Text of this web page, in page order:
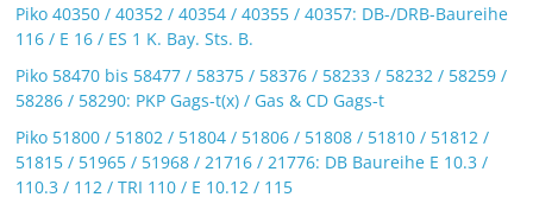
Piko 40350 / 40352 / 40354 / 40355 / 40357: DB-/DRB-Baureihe
116 / E 16 / ES 1 K. Bay. Sts. B.
Piko 58470 bis 58477 / 58375 / 58376 / 58233 / 58232 / 58259 /
58286 / 58290: PKP Gags-t(x) / Gas & CD Gags-t
Piko 51800 / 51802 / 51804 / 51806 / 51808 / 51810 / 51812 /
51815 / 51965 / 51968 / 21716 / 21776: DB Baureihe E 10.3 /
110.3 / 112 / TRI 110 / E 10.12 / 115